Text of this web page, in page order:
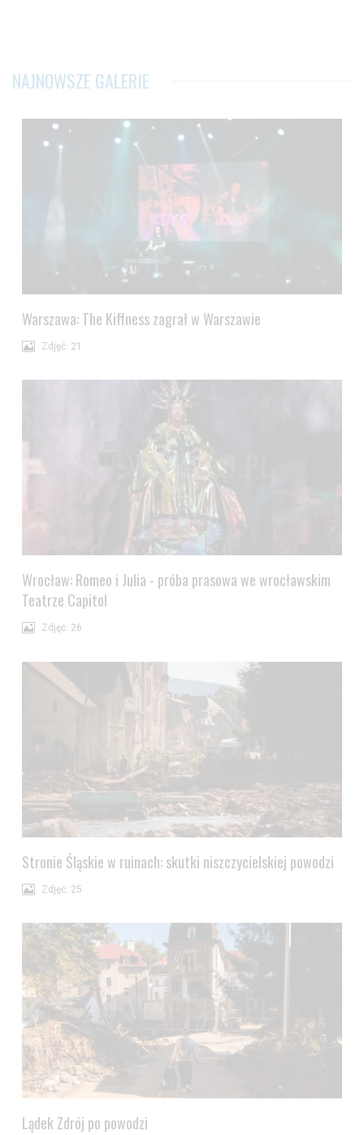
NAJNOWSZE GALERIE
Warszawa: The Kiffness zagrał w Warszawie
Zdjęć: 21
Wrocław: Romeo i Julia - próba prasowa we wrocławskim
Teatrze Capitol
Zdjęć: 26
Stronie Śląskie w ruinach: skutki niszczycielskiej powodzi
Zdjęć: 25
Lądek Zdrój po powodzi